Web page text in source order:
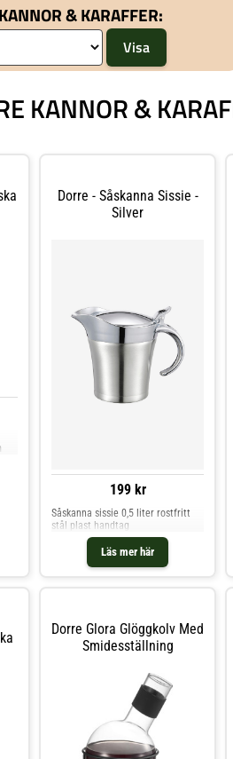
& KARAFFER:
KANNOR &
Dorre - Såskanna Sissie -
Silver
199 kr
Läs mer här
Såskanna sissie 0,5 liter rostfritt
stål plast handtag
Dorre Glora Glöggkolv Med
Smidesställning